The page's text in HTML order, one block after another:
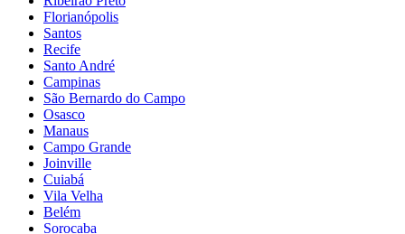
Florianópolis
Santos
Recife
Santo André
Campinas
São Bernardo do Campo
Osasco
Manaus
Campo Grande
Joinville
Cuiabá
Vila Velha
Belém
Sorocaba